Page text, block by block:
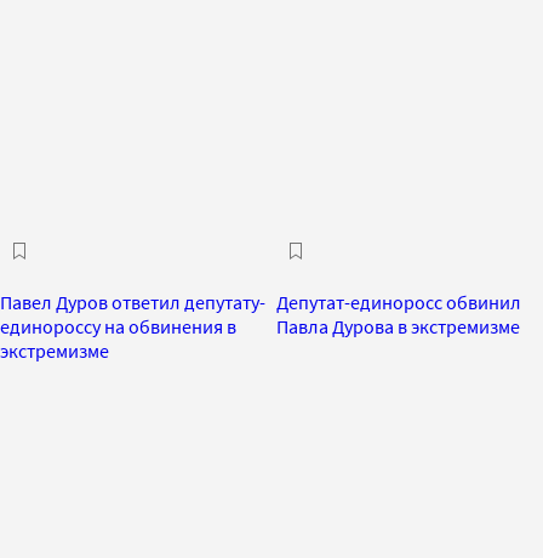
Павел Дуров ответил депутату-
единороссу на обвинения в
экстремизме
Депутат-единоросс обвинил
Павла Дурова в экстремизме